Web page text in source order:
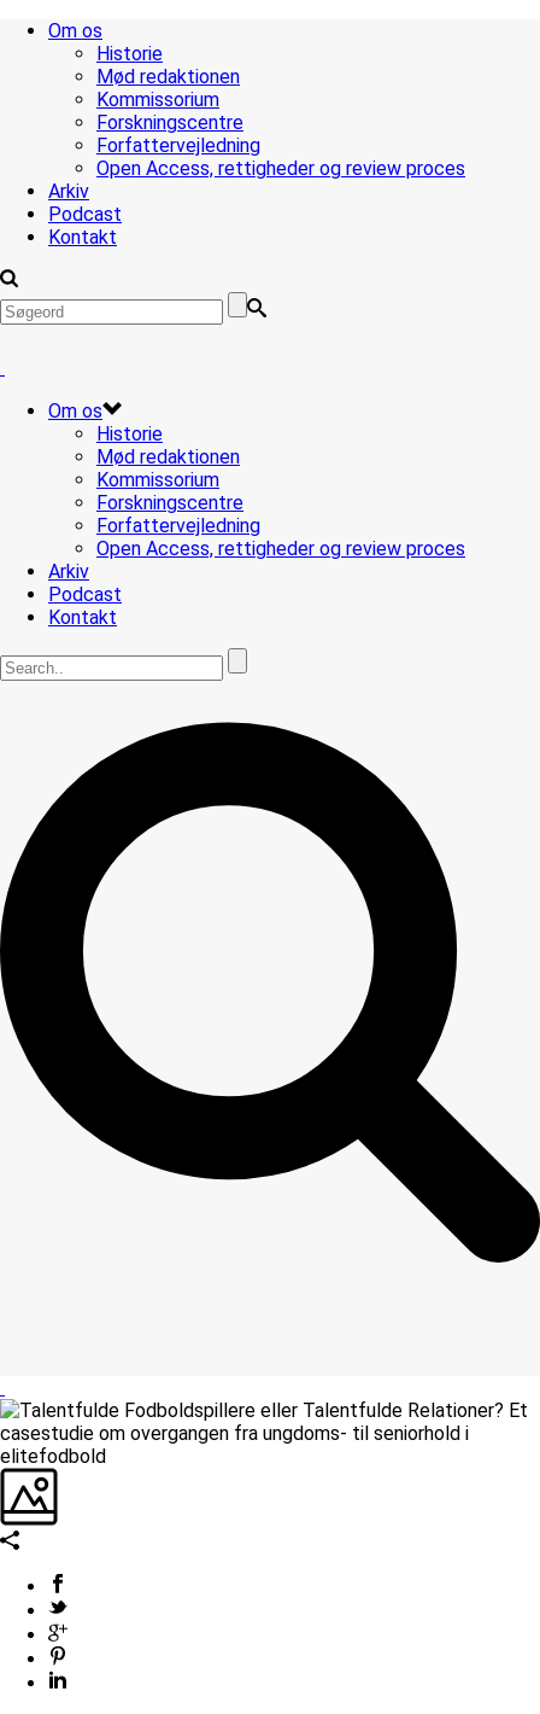
Om os
Historie
Mød redaktionen
Kommissorium
Forskningscentre
Forfattervejledning
Open Access, rettigheder og review proces
Arkiv
Podcast
Kontakt
Om os
Historie
Mød redaktionen
Kommissorium
Forskningscentre
Forfattervejledning
Open Access, rettigheder og review proces
Arkiv
Podcast
Kontakt